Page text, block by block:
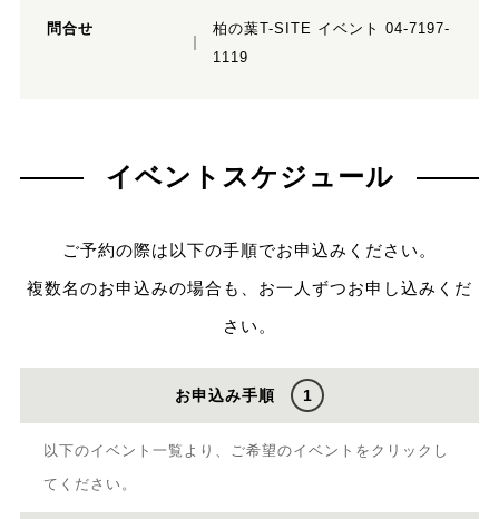
問合せ
柏の葉T-SITE イベント 04-7197-
1119
イベントスケジュール
ご予約の際は以下の手順でお申込みください。
複数名のお申込みの場合も、お一人ずつお申し込みくだ
さい。
お申込み手順 1
以下のイベント一覧より、ご希望のイベントをクリックし
てください。